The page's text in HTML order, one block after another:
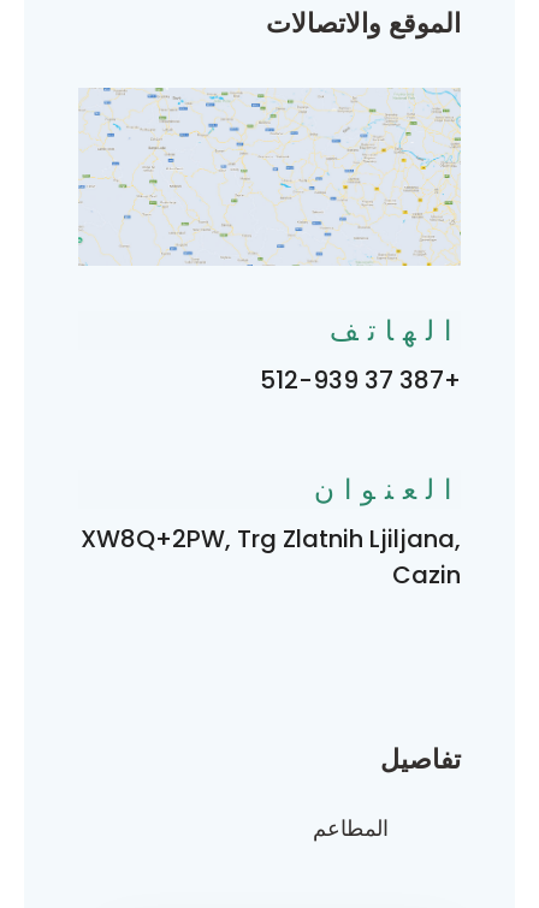
تفاصيل
المطاعم
الموقع والاتصالات
الهاتف
+387 37 512-939
العنوان
XW8Q+2PW, Trg Zlatnih Ljiljana,
Cazin